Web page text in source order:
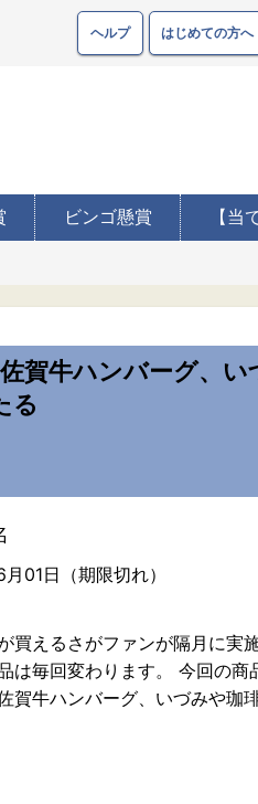
ヘルプ はじめての方へ
ビンゴ懸賞 【当
賀牛ハンバーグ、い
る
01日（期限切れ）
買えるさがファンが隔月に実
は毎回変わります。 今回の商
賀牛ハンバーグ、いづみや珈